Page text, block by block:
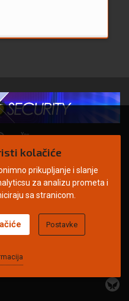
© Copyright 2026. | ARILEO
privatnosti
Impressum
kolačiće
prikupljanje i slanje
za analizu prometa i
sa stranicom.
Postavke